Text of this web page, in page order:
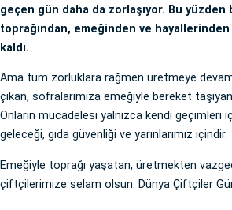
geçen gün daha da zorlaşıyor. Bu
toprağından, emeğinden ve
kaldı.
Ama tüm zorluklara rağmen üretmeye
çıkan, sofralarımıza emeğiyle bereket
Onların mücadelesi yalnızca kendi geçimleri
geleceği, gıda güvenliği ve yarınlarımız içindir.
Emeğiyle toprağı yaşatan, üretmekten
çiftçilerimize selam olsun. Dünya Çiftçiler